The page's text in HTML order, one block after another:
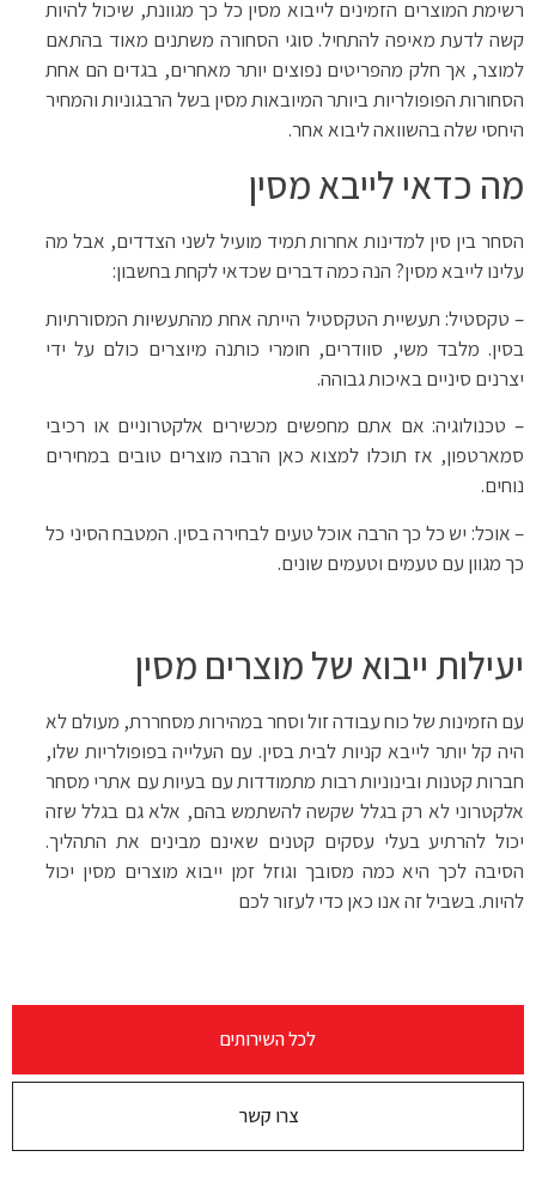
רשימת המוצרים הזמינים לייבוא מסין כל כך מגוונת, שיכול להיות
קשה לדעת מאיפה להתחיל. סוגי הסחורה משתנים מאוד בהתאם
למוצר, אך חלק מהפריטים נפוצים יותר מאחרים, בגדים הם אחת
הסחורות הפופולריות ביותר המיובאות מסין בשל הרבגוניות והמחיר
היחסי שלה בהשוואה ליבוא אחר.
מה כדאי לייבא מסין
הסחר בין סין למדינות אחרות תמיד מועיל לשני הצדדים, אבל מה
עלינו לייבא מסין? הנה כמה דברים שכדאי לקחת בחשבון:
– טקסטיל: תעשיית הטקסטיל הייתה אחת מהתעשיות המסורתיות
בסין. מלבד משי, סוודרים, חומרי כותנה מיוצרים כולם על ידי
יצרנים סיניים באיכות גבוהה.
– טכנולוגיה: אם אתם מחפשים מכשירים אלקטרוניים או רכיבי
סמארטפון, אז תוכלו למצוא כאן הרבה מוצרים טובים במחירים
נוחים.
– אוכל: יש כל כך הרבה אוכל טעים לבחירה בסין. המטבח הסיני כל
כך מגוון עם טעמים וטעמים שונים.
יעילות ייבוא של מוצרים מסין
עם הזמינות של כוח עבודה זול וסחר במהירות מסחררת, מעולם לא
היה קל יותר לייבא קניות לבית בסין. עם העלייה בפופולריות שלו,
חברות קטנות ובינוניות רבות מתמודדות עם בעיות עם אתרי מסחר
אלקטרוני לא רק בגלל שקשה להשתמש בהם, אלא גם בגלל שזה
יכול להרתיע בעלי עסקים קטנים שאינם מבינים את התהליך.
הסיבה לכך היא כמה מסובך וגוזל זמן ייבוא מוצרים מסין יכול
להיות. בשביל זה אנו כאן כדי לעזור לכם
לכל השירותים
צרו קשר